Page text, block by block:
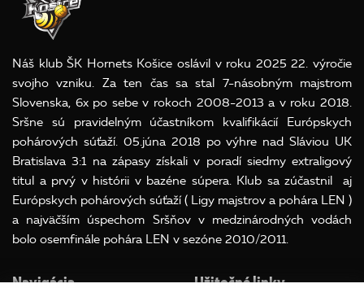
Náš klub ŠK Hornets Košice oslávil v roku 2025 22. výročie
svojho vzniku. Za ten čas sa stal 7-násobným majstrom
Slovenska, 6x po sebe v rokoch 2008-2013 a v roku 2018.
Sršne sú pravidelným účastníkom kvalifikácií Európskych
pohárových súťaží. 05.júna 2018 po výhre nad Sláviou UK
Bratislava 3:1 na zápasy získali v poradí siedmy extraligový
titul a prvý v histórii v bazéne súpera. Klub sa zúčastnil aj
Európskych pohárových súťaží ( Ligy majstrov a pohára LEN )
a najväčším úspechom Sršňov v medzinárodných vodách
bolo osemfinále pohára LEN v sezóne 2010/2011.
Navigácia Užitočné linky